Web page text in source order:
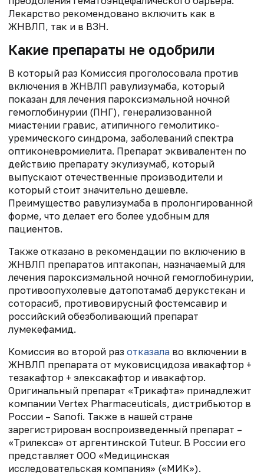
Лекарство рекомендовано включить как в
ЖНВЛП, так и в ВЗН.
Какие препараты не одобрили
В который раз Комиссия проголосовала против
включения в ЖНВЛП равулизумаба, который
показан для лечения пароксизмальной ночной
гемоглобинурии (ПНГ), генерализованной
миастении гравис, атипичного гемолитико-
уремического синдрома, заболеваний спектра
оптиконевромиелита. Препарат эквивалентен по
действию препарату экулизумаб, который
выпускают отечественные производители и
который стоит значительно дешевле.
Преимущество равулизумаба в пролонгированной
форме, что делает его более удобным для
пациентов.
Также отказано в рекомендации по включению в
ЖНВЛП препаратов иптакопан, назначаемый для
лечения пароксизмальной ночной гемоглобинурии,
противоопухолевые датопотамаб дерукстекан и
соторасиб, противовирусный фостемсавир и
российский обезболивающий препарат
лумекефамид.
Комиссия во второй раз отказала во включении в
ЖНВЛП препарата от муковисцидоза ивакафтор +
тезакафтор + элексакафтор и ивакафтор.
Оригинальный препарат «Трикафта» принадлежит
компании Vertex Pharmaceuticals, дистрибьютор в
России – Sanofi. Также в нашей стране
зарегистрирован воспроизведенный препарат –
«Трилекса» от аргентинской Tuteur. В России его
представляет ООО «Медицинская
исследовательская компания» («МИК»).